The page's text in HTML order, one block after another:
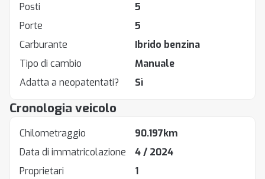
Posti
5
Porte
5
Carburante
Ibrido benzina
Tipo di cambio
Manuale
Adatta a neopatentati?
Sì
Cronologia veicolo
Chilometraggio
90.197km
Data di immatricolazione
4 / 2024
Proprietari
1